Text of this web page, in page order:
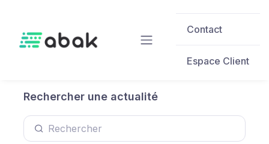
Contact
Espace Client
Rechercher une actualité